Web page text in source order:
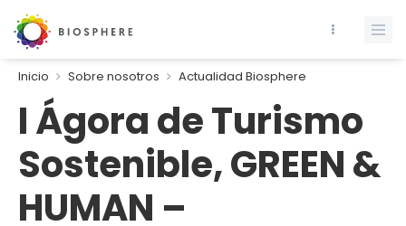
Inicio Sobre nosotros Actualidad Biosphere
I Ágora de Turismo
Sostenible, GREEN &
HUMAN –